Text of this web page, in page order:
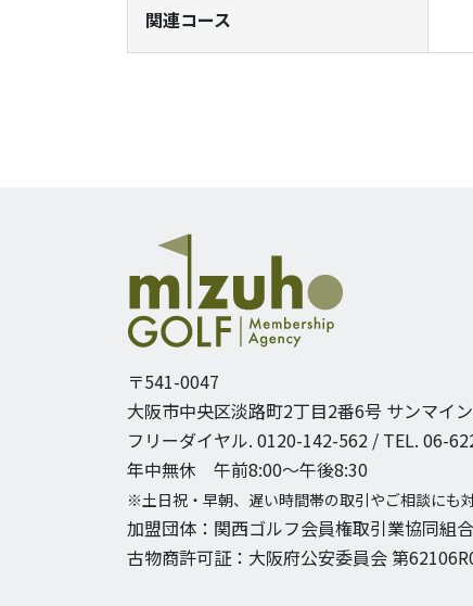
関連コース
〒541-0047
大阪市中央区淡路町2丁目2番6号 サンマイ
フリーダイヤル. 0120-142-562 / TEL. 06-
年中無休 午前8:00〜午後8:30
※土日祝・早朝、遅い時間帯の取引やご相談にも対
加盟団体：関西ゴルフ会員権取引業協同組合
古物商許可証：大阪府公安委員会 第